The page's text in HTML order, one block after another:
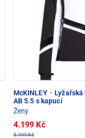
McKINLEY ·
AB 5.5 s kapucí
Ženy
4.199 Kč
5.499 Kč